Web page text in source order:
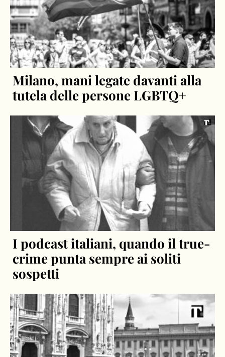
Milano, mani legate davanti alla
tutela delle persone LGBTQ+
I podcast italiani, quando il true-
crime punta sempre ai soliti
sospetti